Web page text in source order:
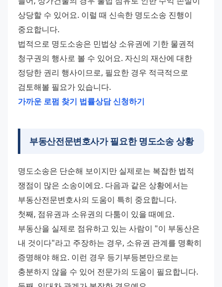
상당할 수 있어요. 이럴 때 신속한 명도소송 진행이
중요합니다.
법적으로 명도소송은 민법상 소유권에 기한 물권적
청구권의 행사로 볼 수 있어요. 자신의 재산에 대한
정당한 권리 행사이므로, 필요한 경우 적극적으로
검토해볼 필요가 있습니다.
가까운 로펌 찾기 법률상담 신청하기
부동산전문변호사가 필요한 명도소송 상황
명도소송은 단순해 보이지만 실제로는 복잡한 법적
쟁점이 많은 소송이에요. 다음과 같은 상황에서는
부동산전문변호사의 도움이 특히 중요합니다.
첫째, 점유권과 소유권의 다툼이 있을 때예요.
부동산을 실제로 점유하고 있는 사람이 "이 부동산은
내 것이다"라고 주장하는 경우, 소유권 관계를 명확히
증명해야 해요. 이런 경우 등기부등본만으로는
충분하지 않을 수 있어 전문가의 도움이 필요합니다.